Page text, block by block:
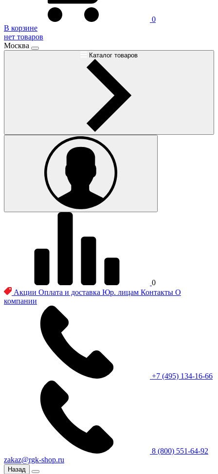
0
В корзине
нет товаров
Москва
Каталог товаров
0
Акции Оплата и доставка Юр. лицам Контакты О
компании
+7 (495) 134-16-66
8 (800) 551-64-92
zakaz@rgk-shop.ru
Назад